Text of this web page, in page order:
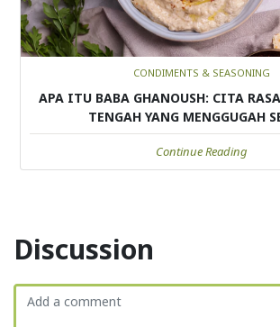
CONDIMENTS & SEASONING
APA ITU BABA GHANOUSH: CITA
TENGAH YANG MENGGUGAH
Continue Reading
Discussion